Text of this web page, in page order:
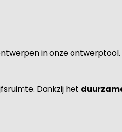
in onze ontwerptool.
Dankzij het